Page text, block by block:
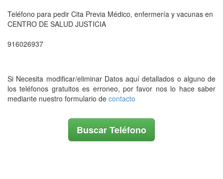
Teléfono para pedir Cita Previa Médico, enfermería y vacunas en
CENTRO DE SALUD JUSTICIA
916026937
Si Necesita modificar/eliminar Datos aquí detallados o alguno de
los teléfonos gratuitos es erroneo, por favor nos lo hace saber
mediante nuestro formulario de contacto
Buscar Teléfono